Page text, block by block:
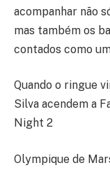
acompanhar não
mas também os
contados como
Quando o ringue
Silva acendem a
Night 2
Olympique de